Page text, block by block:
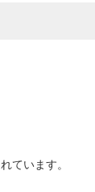
ています。